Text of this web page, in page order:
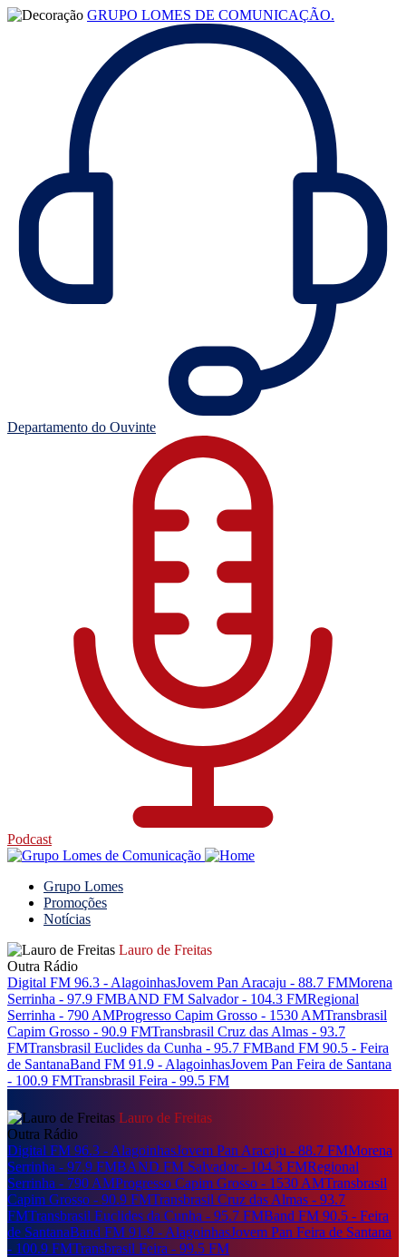
GRUPO LOMES DE COMUNICAÇÃO.
Departamento do Ouvinte
Podcast
Grupo Lomes
Promoções
Notícias
Lauro de Freitas
Outra Rádio
Digital FM 96.3 - AlagoinhasJovem Pan Aracaju - 88.7 FMMorena
Serrinha - 97.9 FMBAND FM Salvador - 104.3 FMRegional
Serrinha - 790 AMProgresso Capim Grosso - 1530 AMTransbrasil
Capim Grosso - 90.9 FMTransbrasil Cruz das Almas - 93.7
FMTransbrasil Euclides da Cunha - 95.7 FMBand FM 90.5 - Feira
de SantanaBand FM 91.9 - AlagoinhasJovem Pan Feira de Santana
- 100.9 FMTransbrasil Feira - 99.5 FM
Lauro de Freitas
Outra Rádio
Digital FM 96.3 - AlagoinhasJovem Pan Aracaju - 88.7 FMMorena
Serrinha - 97.9 FMBAND FM Salvador - 104.3 FMRegional
Serrinha - 790 AMProgresso Capim Grosso - 1530 AMTransbrasil
Capim Grosso - 90.9 FMTransbrasil Cruz das Almas - 93.7
FMTransbrasil Euclides da Cunha - 95.7 FMBand FM 90.5 - Feira
de SantanaBand FM 91.9 - AlagoinhasJovem Pan Feira de Santana
- 100.9 FMTransbrasil Feira - 99.5 FM